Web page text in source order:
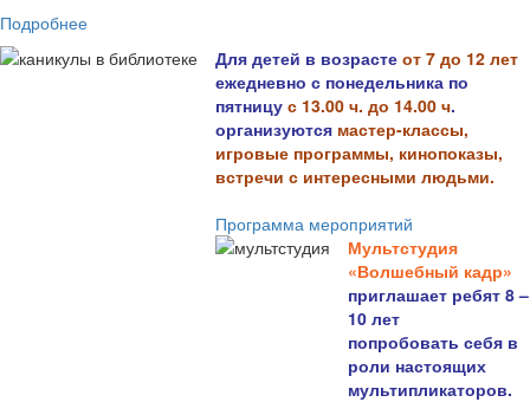
Подробнее
Для детей в возрасте от 7 до 12 лет
ежедневно с понедельника по
пятницу с 13.00 ч. до 14.00 ч.
организуются мастер-классы,
игровые программы, кинопоказы,
встречи с интересными людьми.
Программа мероприятий
Мультстудия
«Волшебный кадр»
приглашает ребят 8 –
10 лет
попробовать себя в
роли настоящих
мультипликаторов.